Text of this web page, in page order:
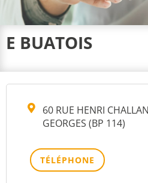
E BUATOIS
60 RUE HENRI
GEORGES (BP 114)
TÉLÉPHONE